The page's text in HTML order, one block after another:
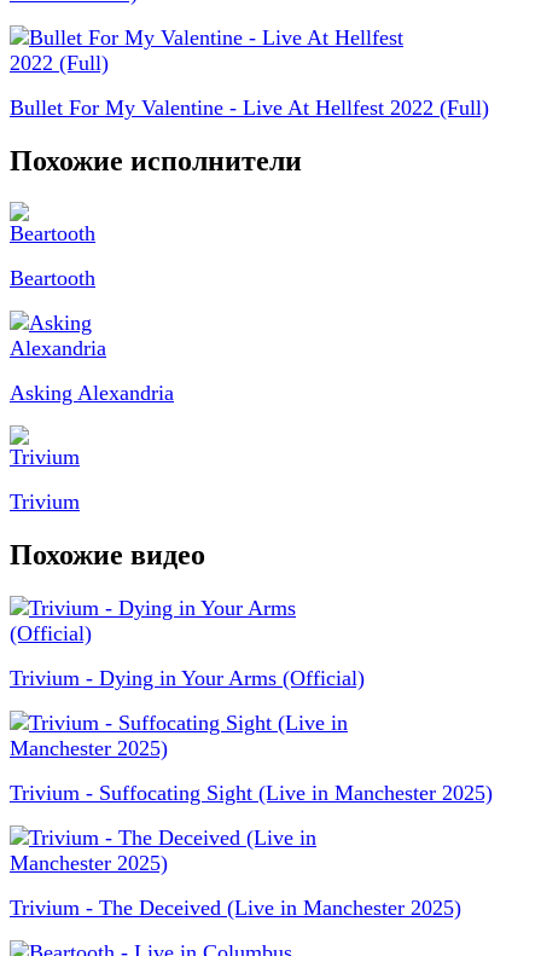
Bullet For My Valentine - Live At Hellfest 2022 (Full)
Похожие исполнители
Beartooth
Asking Alexandria
Trivium
Похожие видео
Trivium - Dying in Your Arms (Official)
Trivium - Suffocating Sight (Live in Manchester 2025)
Trivium - The Deceived (Live in Manchester 2025)